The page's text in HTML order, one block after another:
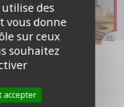
24,90 €
utilise des
vous donne
sur ceux
souhaitez
accepter